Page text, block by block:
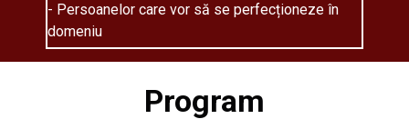
- Persoanelor care vor să se perfecționeze în
domeniu
Program